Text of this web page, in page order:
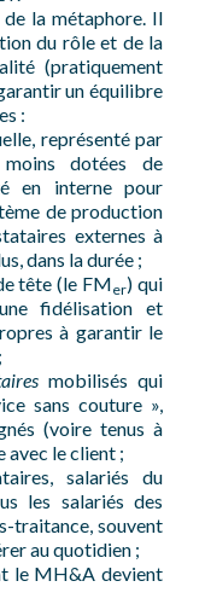
la métaphore. Il
du rôle et de la
(pratiquement
un équilibre
:
représenté par
dotées de
en interne pour
de production
externes à
dans la durée ;
tête (le FMer) qui
fidélisation et
à garantir le
mobilisés qui
sans couture »,
(voire tenus à
avec le client ;
salariés du
les salariés des
traitance, souvent
au quotidien ;
le MH&A devient